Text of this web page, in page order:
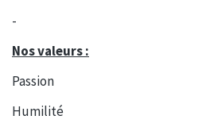
-
Nos valeurs :
Passion
Humilité